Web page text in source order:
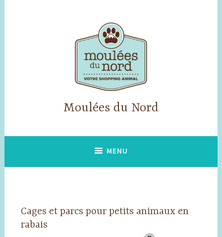
Moulées du Nord
MENU
Cages et parcs pour petits animaux en
rabais